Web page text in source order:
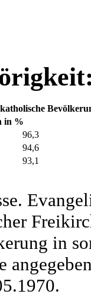
in %
96,3
94,6
93,1
in